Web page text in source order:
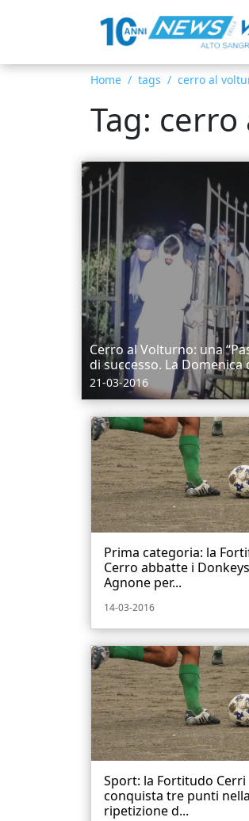
Home tags cerro al
Tag:
Cerro al Volturno: una
di successo. La Domenica
21-03-2016
Prima categoria: la
Cerro abbatte i Donkeys
Agnone per...
14-03-2016
Sport: la Fortitudo Cerri
conquista tre punti nella
ripetizione d...